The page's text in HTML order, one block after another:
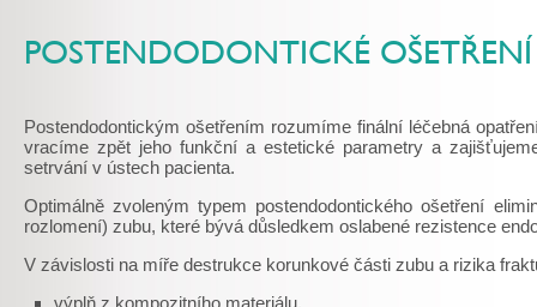
POSTENDODONTICKÉ OŠETŘENÍ
Postendodontickým ošetřením rozumíme finální léčebná
vracíme zpět jeho funkční a estetické parametry a
setrvání v ústech pacienta.
Optimálně zvoleným typem postendodontického ošetření
rozlomení) zubu, které bývá důsledkem oslabené rezistence
V závislosti na míře destrukce korunkové části zubu a rizika
výplň z kompozitního materiálu,